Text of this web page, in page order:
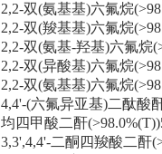
2,2-双(氨基基)六氟烷
2,2-双(羧基基)六氟烷
2,2-双(氨基-羟基)六氟烷
2,2-双(异酸基)六氟烷
2,2-双(氨基基)六氟烷
4,4'-(六氟异亚基)二酞酸
均四甲酸二酐
3,3',4,4'-二酮四羧酸二酐